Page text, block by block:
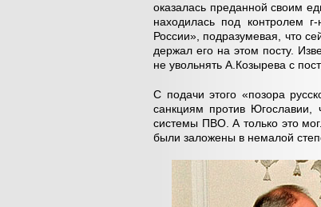
оказалась преданной своим
находилась под контролем
России», подразумевая, что
держал его на этом посту.
не увольнять А.Козырева с
С подачи этого «позора
санкциям против Югославии,
системы ПВО. А только это
были заложены в немалой